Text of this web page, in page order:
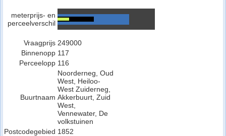
meterprijs- en
perceelverschil
Vraagprijs 249000
Binnenopp 117
Perceelopp 116
Buurtnaam
Noorderneg, Oud
West, Heiloo-
West Zuiderneg,
Akkerbuurt, Zuid
West,
Vennewater, De
volkstuinen
Postcodegebied 1852